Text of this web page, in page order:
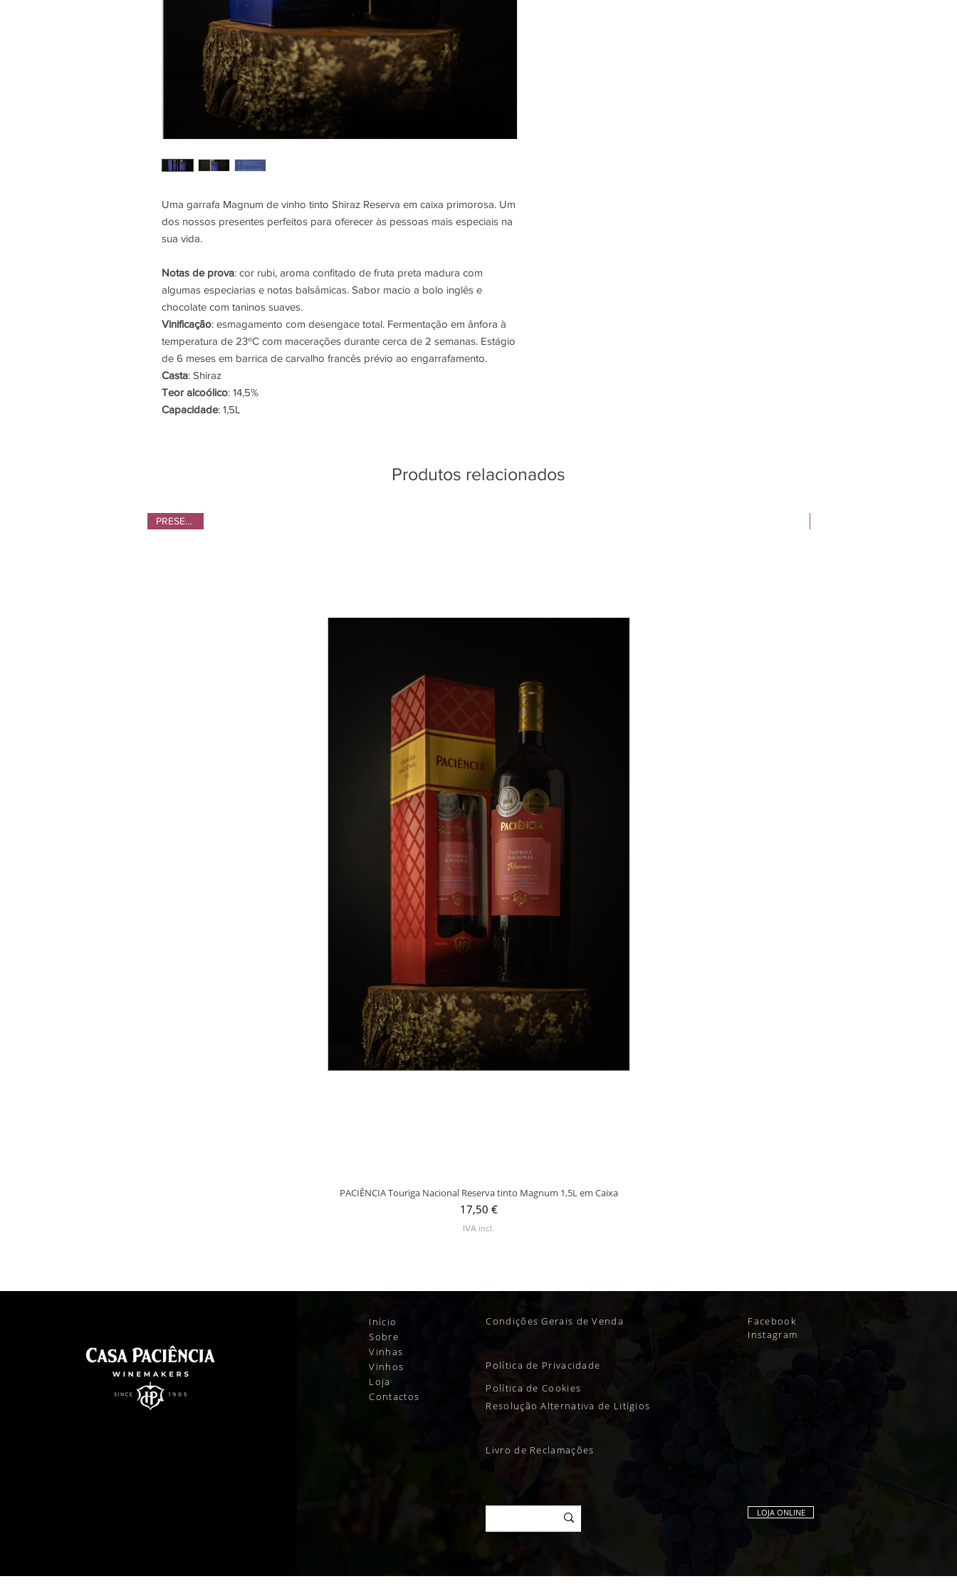
Uma garrafa Magnum de vinho tinto Shiraz Reserva em caixa primorosa. Um
dos nossos presentes perfeitos para oferecer às pessoas mais especiais na
sua vida.
Notas de prova: cor rubi, aroma confitado de fruta preta madura com
algumas especiarias e notas balsâmicas. Sabor macio a bolo inglês e
chocolate com taninos suaves.
Vinificação: esmagamento com desengace total. Fermentação em ânfora à
temperatura de 23ºC com macerações durante cerca de 2 semanas. Estágio
de 6 meses em barrica de carvalho francês prévio ao engarrafamento.
Casta: Shiraz
Teor alcoólico: 14,5%
Capacidade: 1,5L
Produtos relacionados
Visualização rápida
PRESENTES
PACIÊNCIA Touriga Nacional Reserva tinto Magnum 1,5L em Caixa
Preço
17,50 €
IVA incl.
Início
Sobre
Vinhas
Vinhos
Loja
Contactos
Condições Gerais de Venda
Política de Privacidade
Política de Cookies
Resolução Alternativa de Litígios
Facebook
Instagram
Livro de Reclamações
LOJA ONLINE